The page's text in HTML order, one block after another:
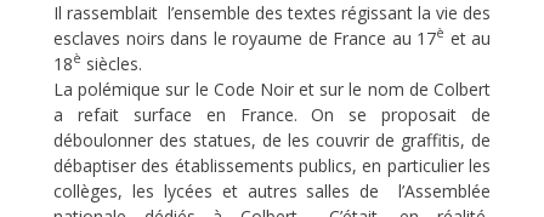
Il rassemblait l’ensemble des textes régissant la vie des
esclaves noirs dans le royaume de France au 17è et au
18è siècles.
La polémique sur le Code Noir et sur le nom de Colbert
a refait surface en France. On se proposait de
déboulonner des statues, de les couvrir de graffitis, de
débaptiser des établissements publics, en particulier les
collèges, les lycées et autres salles de l’Assemblée